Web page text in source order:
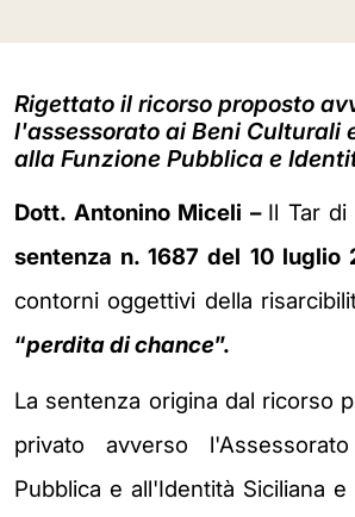
Rigettato il ricorso proposto
l'assessorato ai Beni Culturali
alla Funzione Pubblica e
Dott. Antonino Miceli – Il Tar di
sentenza n. 1687 del 10 luglio
contorni oggettivi della
“perdita di chance”.
La sentenza origina dal ricorso
privato avverso
Pubblica e all'Identità Siciliana